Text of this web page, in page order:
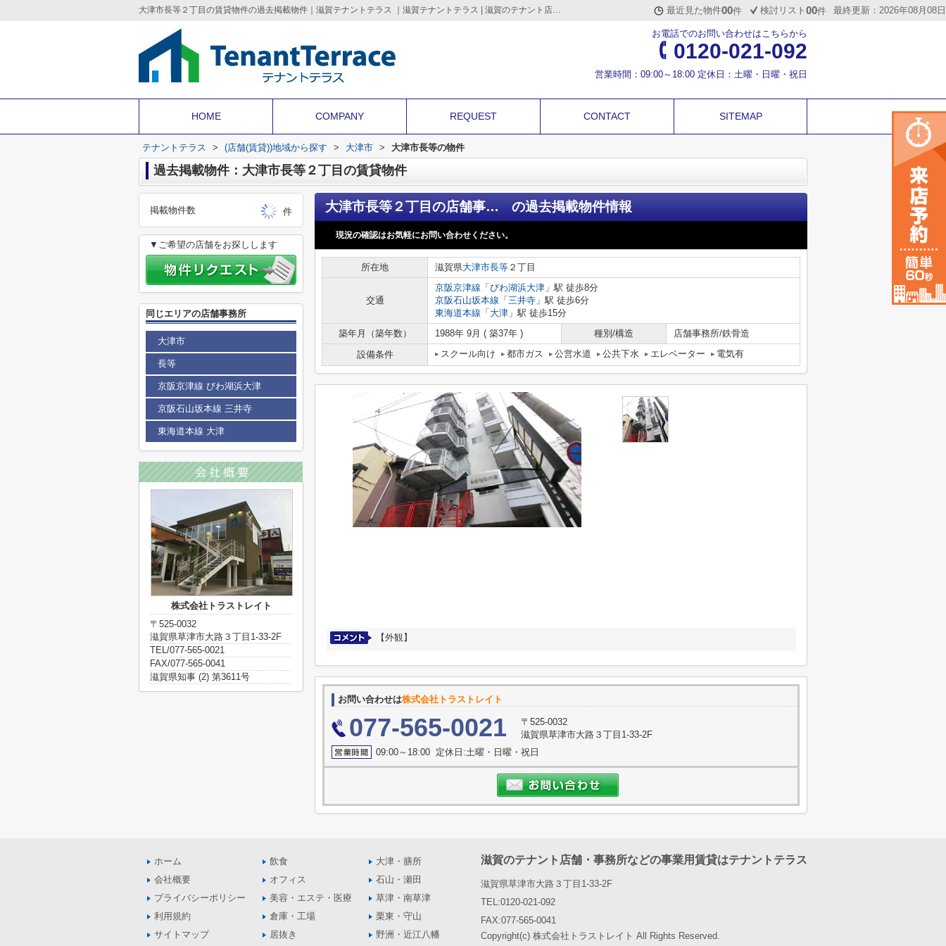
大津市長等２丁目の賃貸物件の過去掲載物件｜滋賀テナントテラス ｜滋賀テナントテラス | 滋賀のテナント店舗・事務所・倉庫・借地などの事業用不動産を情報満載 最近見た物件00件 検討リスト 00件 最終更新：2026年08月08日
お電話でのお問い合わせはこちらから
0120-021-092
営業時間：09:00～18:00 定休日：土曜・日曜・祝日
HOME COMPANY REQUEST CONTACT SITEMAP
テナントテラス > (店舗(賃貸))地域から探す > 大津市 > 大津市長等の物件
過去掲載物件：大津市長等２丁目の賃貸物件
大津市長等２丁目の店舗事務所 の過去掲載物件情報
現況の確認はお気軽にお問い合わせください。
所在地 滋賀県大津市長等 ２丁目
交通
京阪京津線 「 びわ湖浜大津 」駅 徒歩8分
京阪石山坂本線 「 三井寺 」駅 徒歩6分
東海道本線 「 大津 」駅 徒歩15分
築年月（築年数）
1988年 9月 ( 築37年 ) 種別/構造
店舗事務所/鉄骨造
設備条件
スクール向け 都市ガス 公営水道 公共下水 エレベーター 電気有
【外観】
お問い合わせは株式会社トラストレイト
077-565-0021
〒525-0032
滋賀県草津市大路３丁目1-33-2F
09:00～18:00 定休日:土曜・日曜・祝日
掲載物件数 件
▼ご希望の店舗をお探しします
同じエリアの店舗事務所
大津市
長等
京阪京津線 びわ湖浜大津
京阪石山坂本線 三井寺
東海道本線 大津
株式会社トラストレイト
〒525-0032
滋賀県草津市大路３丁目1-33-2F
TEL/077-565-0021
FAX/077-565-0041
滋賀県知事 (2) 第3611号
ホーム
会社概要
プライバシーポリシー
利用規約
サイトマップ
飲食
オフィス
美容・エステ・医療
倉庫・工場
居抜き
大津・膳所
石山・瀬田
草津・南草津
栗東・守山
野洲・近江八幡
滋賀のテナント店舗・事務所などの事業用賃貸はテナントテラス
滋賀県草津市大路３丁目1-33-2F
TEL:0120-021-092
FAX:077-565-0041
Copyright(c) 株式会社トラストレイト All Rights Reserved.